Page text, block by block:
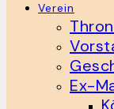
Verein
Ex-